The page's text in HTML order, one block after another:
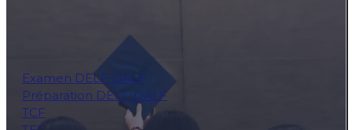
Examen DELF-DALF
Préparation DELF-DALF
TCF